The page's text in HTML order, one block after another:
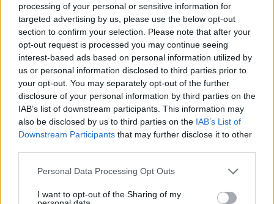
processing of your personal or sensitive information for
targeted advertising by us, please use the below opt-out
section to confirm your selection. Please note that after your
opt-out request is processed you may continue seeing
interest-based ads based on personal information utilized by
us or personal information disclosed to third parties prior to
your opt-out. You may separately opt-out of the further
disclosure of your personal information by third parties on the
IAB’s list of downstream participants. This information may
also be disclosed by us to third parties on the IAB’s List of
Downstream Participants that may further disclose it to other
Please note that this website/app uses one or more Google
not limited to your visit or usage behaviour. You may click to
Personal Data Processing Opt Outs
I want to opt-out of the Sharing of my
#allergia #influenza #cukorbetegség
#orvosmeteorológia#vérnyomás#stroke#rákbetegség
#pajzsmirigy#reflux#ekcéma#herpesz
Regisztráció
Élelmiszer
Élelmiszer